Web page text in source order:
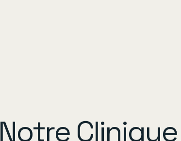
Notre Clinique